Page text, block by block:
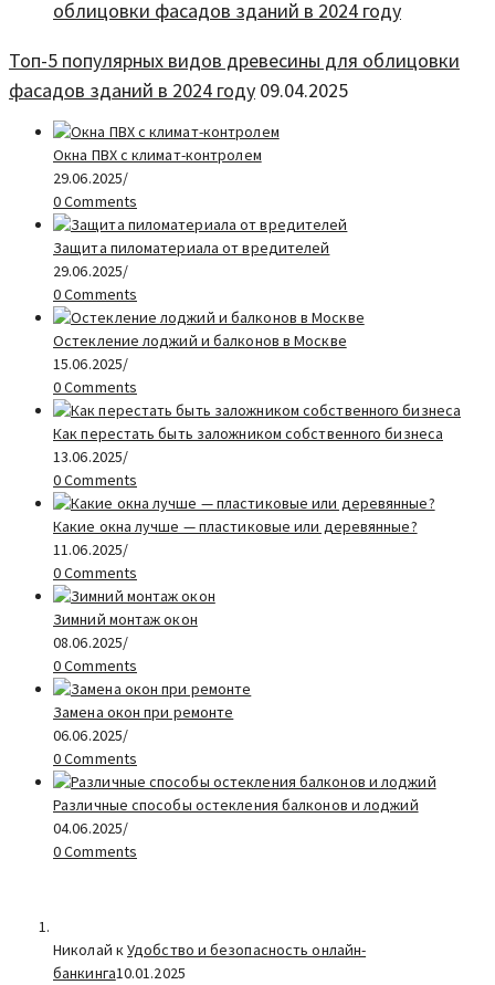
Топ-5 популярных видов древесины для облицовки
фасадов зданий в 2024 году 09.04.2025
Окна ПВХ с климат-контролем
29.06.2025/
0 Comments
Защита пиломатериала от вредителей
29.06.2025/
0 Comments
Остекление лоджий и балконов в Москве
15.06.2025/
0 Comments
Как перестать быть заложником собственного бизнеса
13.06.2025/
0 Comments
Какие окна лучше — пластиковые или деревянные?
11.06.2025/
0 Comments
Зимний монтаж окон
08.06.2025/
0 Comments
Замена окон при ремонте
06.06.2025/
0 Comments
Различные способы остекления балконов и лоджий
04.06.2025/
0 Comments
Николай кУдобство и безопасность онлайн-
банкинга10.01.2025